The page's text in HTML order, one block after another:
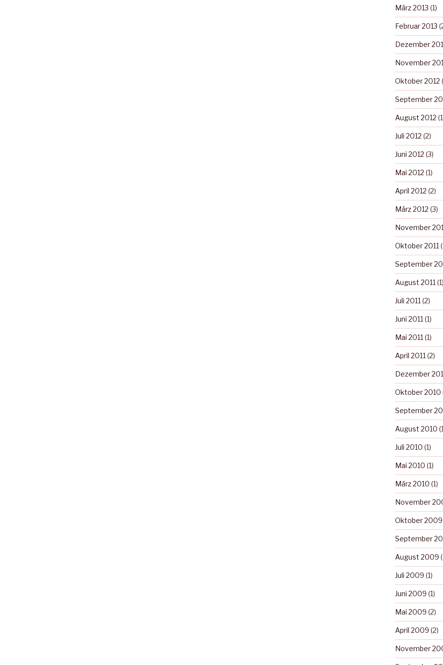
März 2013 (1)
Februar 2013
Dezember
November
Oktober 2012
September
August 2012
Juli 2012 (2)
Juni 2012 (3)
Mai 2012 (1)
April 2012 (2)
März 2012 (3)
November
Oktober 2011
September
August 2011 (1)
Juli 2011 (2)
Juni 2011 (1)
Mai 2011 (1)
April 2011 (2)
Dezember
Oktober 2010
September
August 2010
Juli 2010 (1)
Mai 2010 (1)
März 2010 (1)
November
Oktober 2009
September
August 2009
Juli 2009 (1)
Juni 2009 (1)
Mai 2009 (2)
April 2009 (2)
November